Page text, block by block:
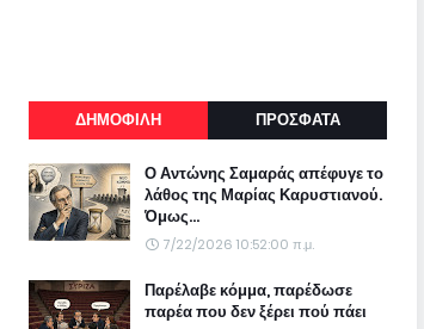
ΔΗΜΟΦΙΛΗ ΠΡΟΣΦΑΤΑ
Ο Αντώνης Σαμαράς απέφυγε το
λάθος της Μαρίας Καρυστιανού.
Όμως...
7/22/2026 10:52:00 π.μ.
Παρέλαβε κόμμα, παρέδωσε
παρέα που δεν ξέρει πού πάει